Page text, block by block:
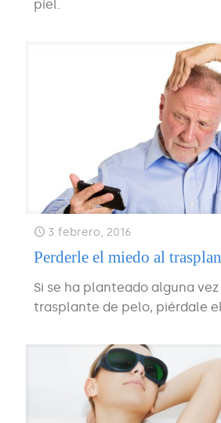
piel.
3 febrero, 2016
Perderle el miedo al
Si se ha planteado alguna
trasplante de pelo, piérdale